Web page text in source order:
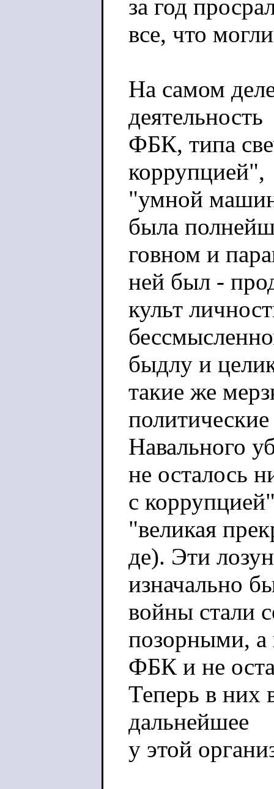
за год
все, что
На самом
деятельность
ФБК, типа
коррупцией",
"умной
была
говном и
ней был -
культ
быдлу и
такие же
Навального
не осталось
с
"великая
де). Эти
изначально
войны стали
позорными, а
ФБК и не
Теперь в них
дальнейшее
у этой